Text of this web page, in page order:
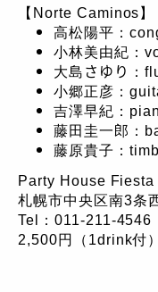
【Norte Caminos】
高松陽平：
小林美由紀：
大島さゆり：
小郷正彦：
吉澤早紀：
藤田圭一郎：
藤原貴子：
Party House Fiesta
札幌市中央区南3
Tel：011-211-4546
2,500円（1drink付）